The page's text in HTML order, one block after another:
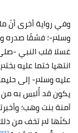
وفي رواية أخرى أنّ
وسلم-؛ فشقّا صدره
غسلا قلب النبي -
انتهيا ختما عليه
عليه وسلم- إلى
يكون قد أُلبس به من
آمنة بنت وهب؛
لكنّها لم تخف من